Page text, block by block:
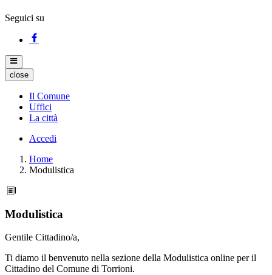
Seguici su
close
Il Comune
Uffici
La città
Accedi
Home
Modulistica
Modulistica
Gentile Cittadino/a,
Ti diamo il benvenuto nella sezione della Modulistica online per il
Cittadino del Comune di Torrioni.